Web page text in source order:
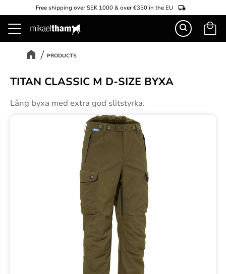
Menu
Free shipping over SEK 1000 & over €350 in the EU
Basket
PRODUCTS
TITAN CLASSIC M D-SIZE BYXA
Lång byxa med extra god slitstyrka.